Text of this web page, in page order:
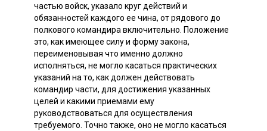
частью войск, указало круг действий и
обязанностей каждого ее чина, от рядового до
полкового командира включительно. Положение
это, как имеющее силу и форму закона,
переименовывая что именно должно
исполняться, не могло касаться практических
указаний на то, как должен действовать
командир части, для достижения указанных
целей и какими приемами ему
руководствоваться для осуществления
требуемого. Точно также, оно не могло касаться